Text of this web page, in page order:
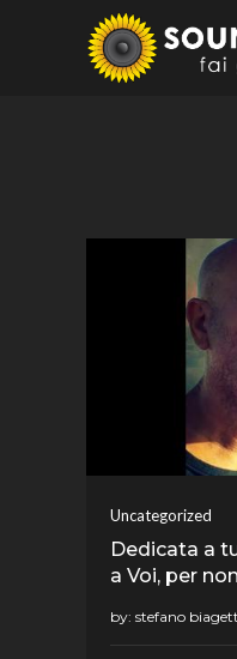
Uncategorized
Dedicata a
a Voi, per
by: stefano